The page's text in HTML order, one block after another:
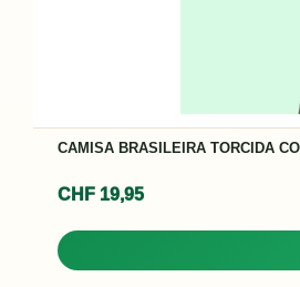
CAMISA BRASILEIRA TORCIDA COPA
19,95